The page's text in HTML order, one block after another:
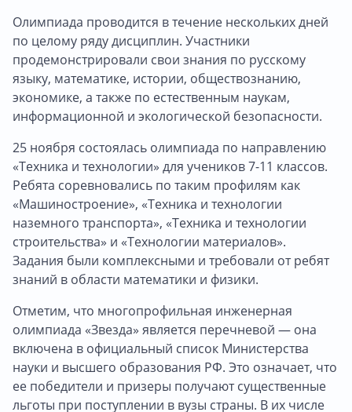
Олимпиада проводится в течение нескольких дней
по целому ряду дисциплин. Участники
продемонстрировали свои знания по русскому
языку, математике, истории, обществознанию,
экономике, а также по естественным наукам,
информационной и экологической безопасности.
25 ноября состоялась олимпиада по направлению
«Техника и технологии» для учеников 7-11 классов.
Ребята соревновались по таким профилям как
«Машиностроение», «Техника и технологии
наземного транспорта», «Техника и технологии
строительства» и «Технологии материалов».
Задания были комплексными и требовали от ребят
знаний в области математики и физики.
Отметим, что многопрофильная инженерная
олимпиада «Звезда» является перечневой — она
включена в официальный список Министерства
науки и высшего образования РФ. Это означает, что
ее победители и призеры получают существенные
льготы при поступлении в вузы страны. В их числе